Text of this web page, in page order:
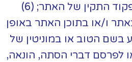
להפריע לתפקוד התקין של האתר; (6)
ו/או בתוכן האתר באופן
בשם הטוב או במוניטין של
לפרסם דברי הסתה, הונאה,